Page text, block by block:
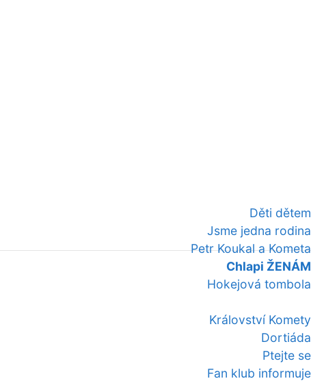
Děti dětem
Jsme jedna rodina
Petr Koukal a Kometa
Chlapi ŽENÁM
Hokejová tombola
Království Komety
Dortiáda
Ptejte se
Fan klub informuje